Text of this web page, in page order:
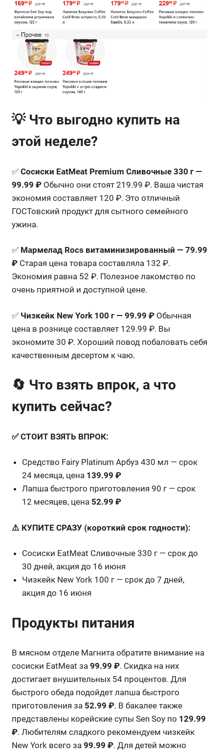
💡 Что выгодно купить на
этой неделе?
✅ Сосиски EatMeat Premium Сливочные 330 г —
99.99 ₽ Обычно они стоят 219.99 ₽. Ваша чистая
экономия составляет 120 ₽. Это отличный
ГОСТовский продукт для сытного семейного
ужина.
✅ Мармелад Rocs витаминизированный — 79.99
₽ Старая цена товара составляла 132 ₽.
Экономия равна 52 ₽. Полезное лакомство по
очень приятной и доступной цене.
✅ Чизкейк New York 100 г — 99.99 ₽ Обычная
цена в рознице составляет 129.99 ₽. Вы
экономите 30 ₽. Хороший повод побаловать себя
качественным десертом к чаю.
🔄 Что взять впрок, а что
купить сейчас?
✅ СТОИТ ВЗЯТЬ ВПРОК:
Средство Fairy Platinum Арбуз 430 мл — срок
24 месяца, цена 139.99 ₽
Лапша быстрого приготовления 90 г — срок
12 месяцев, цена 52.99 ₽
⚠️ КУПИТЕ СРАЗУ (короткий срок годности):
Сосиски EatMeat Сливочные 330 г — срок до
30 дней, акция до 16 июня
Чизкейк New York 100 г — срок до 7 дней,
акция до 16 июня
Продукты питания
В мясном отделе Магнита обратите внимание на
сосиски EatMeat за 99.99 ₽. Скидка на них
достигает внушительных 54 процентов. Для
быстрого обеда подойдет лапша быстрого
приготовления за 52.99 ₽. В бакалее также
представлены корейские супы Sen Soy по 129.99
₽. Любителям сладкого рекомендуем чизкейк
New York всего за 99.99 ₽. Для детей можно